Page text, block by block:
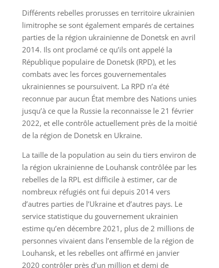
Différents rebelles prorusses en territoire ukrainien
limitrophe se sont également emparés de certaines
parties de la région ukrainienne de Donetsk en avril
2014. Ils ont proclamé ce qu’ils ont appelé la
République populaire de Donetsk (RPD), et les
combats avec les forces gouvernementales
ukrainiennes se poursuivent. La RPD n’a été
reconnue par aucun État membre des Nations unies
jusqu’à ce que la Russie la reconnaisse le 21 février
2022, et elle contrôle actuellement près de la moitié
de la région de Donetsk en Ukraine.
La taille de la population au sein du tiers environ de
la région ukrainienne de Louhansk contrôlée par les
rebelles de la RPL est difficile à estimer, car de
nombreux réfugiés ont fui depuis 2014 vers
d’autres parties de l’Ukraine et d’autres pays. Le
service statistique du gouvernement ukrainien
estime qu’en décembre 2021, plus de 2 millions de
personnes vivaient dans l’ensemble de la région de
Louhansk, et les rebelles ont affirmé en janvier
2020 contrôler près d’un million et demi de